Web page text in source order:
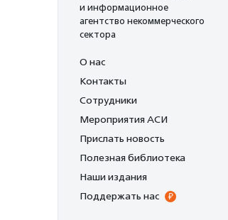
и информационное
агентство некоммерческого
сектора
О нас
Контакты
Сотрудники
Мероприятия АСИ
Прислать новость
Полезная библиотека
Наши издания
Поддержать нас